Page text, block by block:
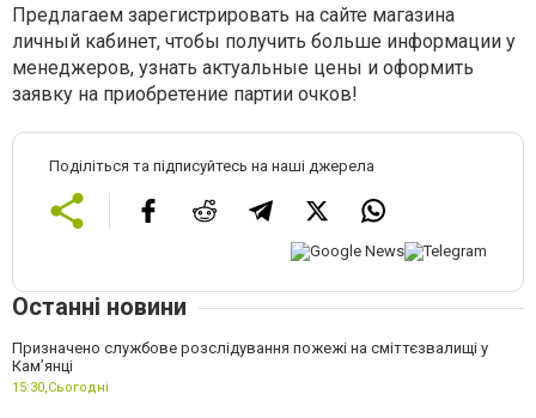
Предлагаем зарегистрировать на сайте магазина
личный кабинет, чтобы получить больше информации у
менеджеров, узнать актуальные цены и оформить
заявку на приобретение партии очков!
Поділіться та підписуйтесь на наші джерела
Останні новини
Призначено службове розслідування пожежі на сміттєзвалищі у
Кам’янці
15:30,Сьогодні